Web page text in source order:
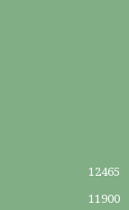
12465
11900